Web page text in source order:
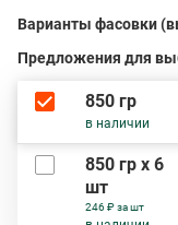
Варианты фасовки
Предложения для
850 гр
в наличии
850 гр х 6
шт
246 ₽ за шт